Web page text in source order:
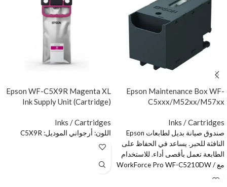
Epson Maintenance Box WF-
C5xxx/M52xx/M57xx
Inks / Cartridges
صندوق صيانة بديل لطابعات Epson
النافثة للحبر. يساعد في الحفاظ على
الطابعة تعمل بأقصى أداء. للاستخدام
مع WorkForce Pro WF-C5210DW /
Epson WF-C5X9R Magenta XL
Ink Supply Unit (Cartridge)
Inks / Cartridges
اللون: أرجواني الموديل: C5X9R